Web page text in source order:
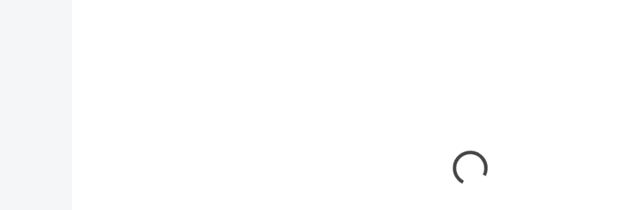
spotřebu elektrické energie
efekty, plastová jezírka,